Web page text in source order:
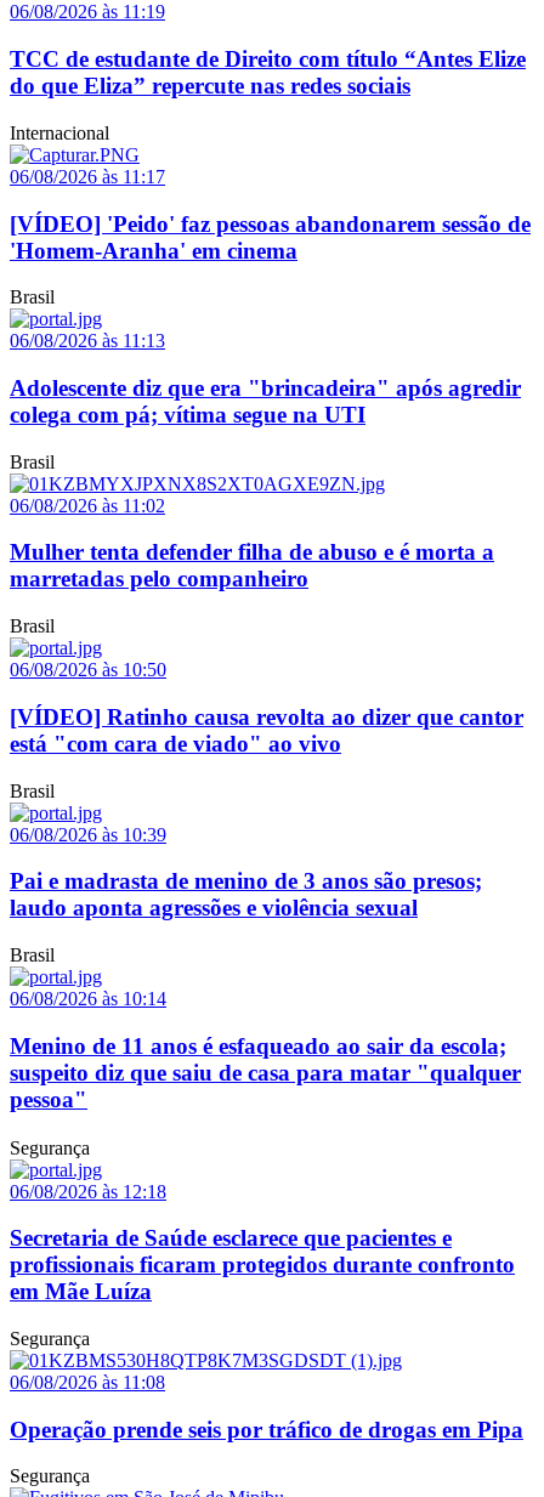
06/08/2026 às 11:19
TCC de estudante de Direito com título “Antes Elize
do que Eliza” repercute nas redes sociais
Internacional
06/08/2026 às 11:17
[VÍDEO] 'Peido' faz pessoas abandonarem sessão de
'Homem-Aranha' em cinema
Brasil
06/08/2026 às 11:13
Adolescente diz que era "brincadeira" após agredir
colega com pá; vítima segue na UTI
Brasil
06/08/2026 às 11:02
Mulher tenta defender filha de abuso e é morta a
marretadas pelo companheiro
Brasil
06/08/2026 às 10:50
[VÍDEO] Ratinho causa revolta ao dizer que cantor
está "com cara de viado" ao vivo
Brasil
06/08/2026 às 10:39
Pai e madrasta de menino de 3 anos são presos;
laudo aponta agressões e violência sexual
Brasil
06/08/2026 às 10:14
Menino de 11 anos é esfaqueado ao sair da escola;
suspeito diz que saiu de casa para matar "qualquer
pessoa"
Segurança
06/08/2026 às 12:18
Secretaria de Saúde esclarece que pacientes e
profissionais ficaram protegidos durante confronto
em Mãe Luíza
Segurança
06/08/2026 às 11:08
Operação prende seis por tráfico de drogas em Pipa
Segurança